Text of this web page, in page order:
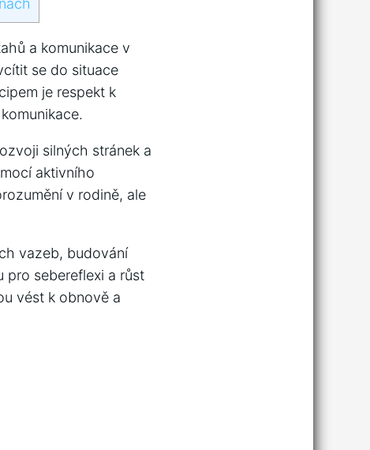
a komunikace v
se do situace
je respekt ​k
silných stránek a
aktivního
v rodině, ale
vazeb, budování
pro sebereflexi a růst
vést k obnově a